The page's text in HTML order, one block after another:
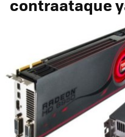
contraataque